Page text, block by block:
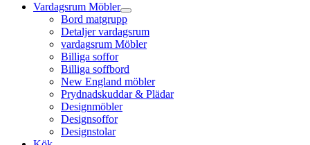
Vardagsrum Möbler
Bord matgrupp
Detaljer vardagsrum
vardagsrum Möbler
Billiga soffor
Billiga soffbord
New England möbler
Prydnadskuddar & Plädar
Designmöbler
Designsoffor
Designstolar